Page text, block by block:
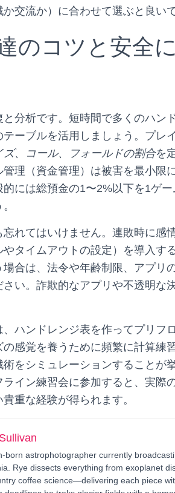
交流か）に合わせて選ぶと良い
のコツと安全
分析です。短時間で多くのハン
ーブルを活用しましょう。プレ
ズ、コール、フォールドの割合を
理（資金管理）は被害を最小限
には総預金の1〜2%以下を1ゲ
れてはいけません。連敗時に感
タイムアウトの設定）を導入す
合は、法令や年齢制限、アプリ
い。詐欺的なアプリや不透明な
ハンドレンジ表を作ってプリフ
の感覚を養うために頻繁に計算練
をシミュレーションすることが
イン練習会に参加すると、実際
重な経験が得られます。
born astrophotographer currently
Rye dissects everything from exoplanet
coffee science—delivering each piece